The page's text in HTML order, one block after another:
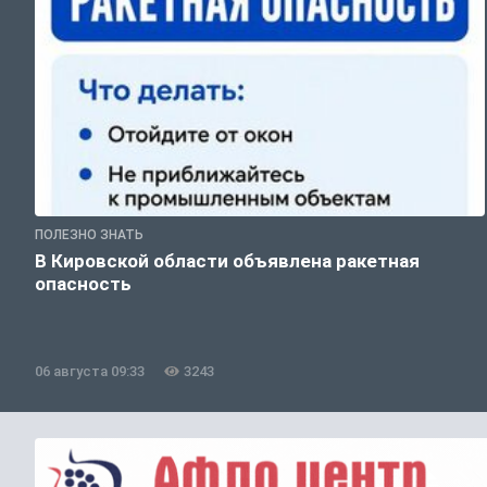
ПОЛЕЗНО ЗНАТЬ
В Кировской области объявлена ракетная
опасность
06 августа 09:33 3243